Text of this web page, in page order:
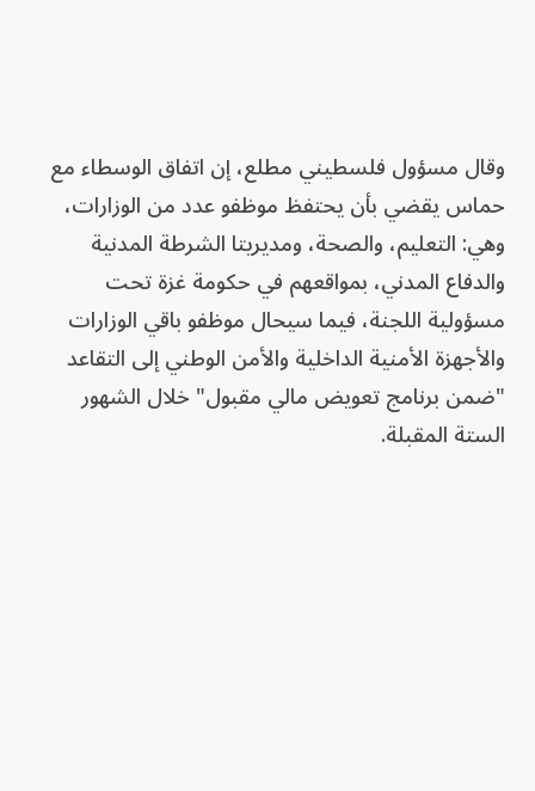
وقال مسؤول فلسطيني مطلع، إن اتفاق الوسطاء مع
حماس يقضي بأن يحتفظ موظفو عدد من الوزارات،
وهي: التعليم، والصحة، ومديريتا الشرطة المدنية
والدفاع المدني، بمواقعهم في حكومة غزة تحت
مسؤولية اللجنة، فيما سيحال موظفو باقي الوزارات
والأجهزة الأمنية الداخلية والأمن الوطني إلى التقاعد
"ضمن برنامج تعويض مالي مقبول" خلال الشهور
الستة المقبلة.